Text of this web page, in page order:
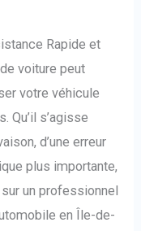
Rapide et
voiture peut
votre véhicule
Qu’il s’agisse
d’une erreur
plus importante,
un professionnel
en Île-de-